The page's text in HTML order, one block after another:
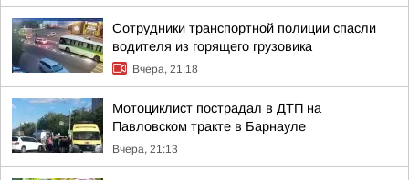
Сотрудники транспортной полиции спасли
водителя из горящего грузовика
Вчера, 21:18
Мотоциклист пострадал в ДТП на
Павловском тракте в Барнауле
Вчера, 21:13